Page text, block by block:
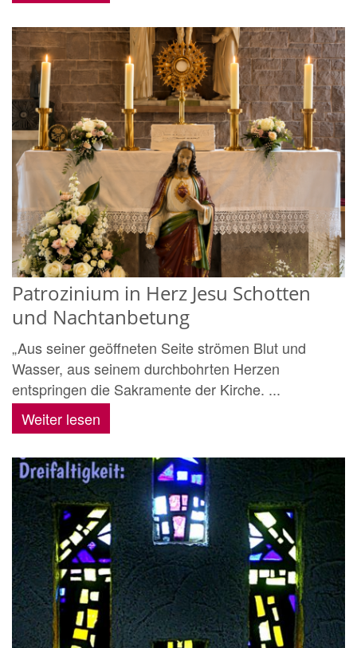
Patrozinium in Herz Jesu Schotten
und Nachtanbetung
„Aus seiner geöffneten Seite strömen Blut und
Wasser, aus seinem durchbohrten Herzen
entspringen die Sakramente der Kirche. ...
Weiter lesen